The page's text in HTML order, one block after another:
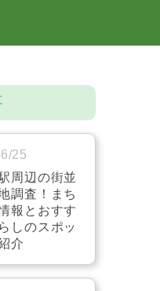
25
周辺の街並
調査！まち
報とおすす
しのスポッ
介